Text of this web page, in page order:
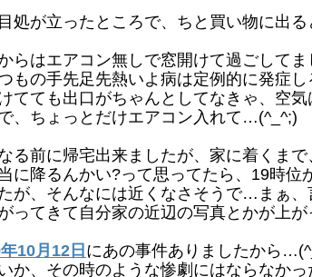
処が立ったところで、ちと買い物に出
らはエアコン無しで窓開けて過ごして
もの手先足先熱いよ病は定例的に発症し
てても出口がちゃんとしてなきゃ、空
、ちょっとだけエアコン入れて…(^_^;)
る前に帰宅出来ましたが、家に着くま
に降るんかい?って思ってたら、19時
が、そんなには近くなさそうで…まぁ
ってきて自分家の近辺の写真とかが上
10月12日 にあの事件ありましたから
か、その時のような惨劇にはならなか